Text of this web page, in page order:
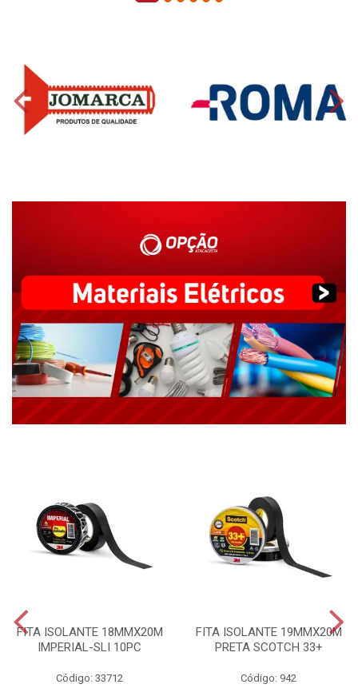
FITA ISOLANTE 18MMX20M
IMPERIAL-SLI 10PC
Código: 33712
FITA ISOLANTE 19MMX20M
PRETA SCOTCH 33+
Código: 942